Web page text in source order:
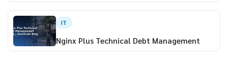
IT
Nginx Plus Technical Debt Management